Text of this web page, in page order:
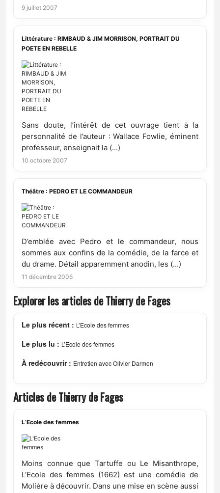
9 juillet 2007
Littérature : RIMBAUD & JIM MORRISON, PORTRAIT DU
POETE EN REBELLE
Sans doute, l’intérêt de cet ouvrage tient à la
personnalité de l’auteur : Wallace Fowlie, éminent
professeur, enseignait la (...)
10 octobre 2007
Théâtre : PEDRO ET LE COMMANDEUR
D’emblée avec Pedro et le commandeur, nous
sommes aux confins de la comédie, de la farce et
du drame. Détail apparemment anodin, les (...)
11 décembre 2006
Explorer les articles de Thierry de Fages
Le plus récent : L’Ecole des femmes
Le plus lu : L’Ecole des femmes
À redécouvrir : Entretien avec Olivier Darmon
Articles de Thierry de Fages
L’Ecole des femmes
Moins connue que Tartuffe ou Le Misanthrope,
L’Ecole des femmes (1662) est une comédie de
Molière à découvrir. Dans une mise en scène aussi